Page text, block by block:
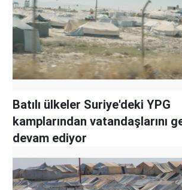
Batılı ülkeler Suriye'deki YPG
kamplarından vatandaşlarını
devam ediyor